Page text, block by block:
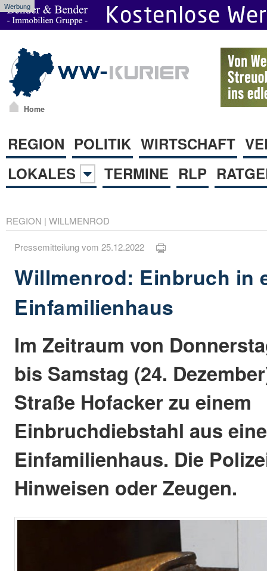
Werbung
Home
REGION POLITIK WIRTSCHAFT
LOKALES
TERMINE RLP
REGION | WILLMENROD
Pressemitteilung vom 25.12.2022
Willmenrod: Einbruch in
Einfamilienhaus
Im Zeitraum von
bis Samstag (24.
Straße Hofacker zu einem
Einbruchdiebstahl aus
Einfamilienhaus. Die
Hinweisen oder Zeugen.